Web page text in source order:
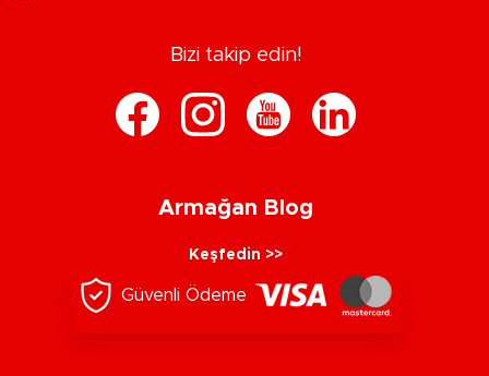
Bizi takip edin!
Armağan Blog
Keşfedin >>
Güvenli Ödeme